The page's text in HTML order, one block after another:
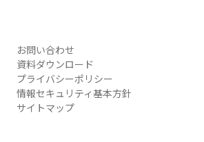
お問い合わせ
資料ダウンロード
プライバシーポリシー
情報セキュリティ基本方針
サイトマップ